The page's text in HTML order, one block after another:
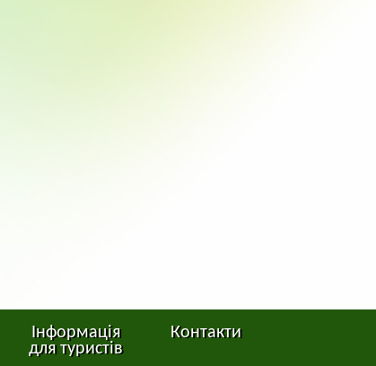
Інформація
для туристів
Контакти